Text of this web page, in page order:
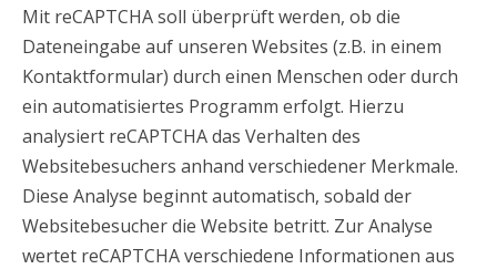
Mit reCAPTCHA soll überprüft werden, ob die
Dateneingabe auf unseren Websites (z.B. in einem
Kontaktformular) durch einen Menschen oder durch
ein automatisiertes Programm erfolgt. Hierzu
analysiert reCAPTCHA das Verhalten des
Websitebesuchers anhand verschiedener Merkmale.
Diese Analyse beginnt automatisch, sobald der
Websitebesucher die Website betritt. Zur Analyse
wertet reCAPTCHA verschiedene Informationen aus